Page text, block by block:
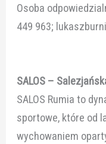
Osoba
449 963;
SALOS –
SALOS Rumia to
sportowe, które od
wychowaniem